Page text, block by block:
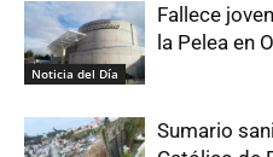
Noticia del Día
Fallece
la Pelea en
Sumario